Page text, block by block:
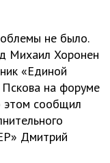
не было.
Михаил Хоронен
«Единой
на форуме
этом сообщил
Дмитрий